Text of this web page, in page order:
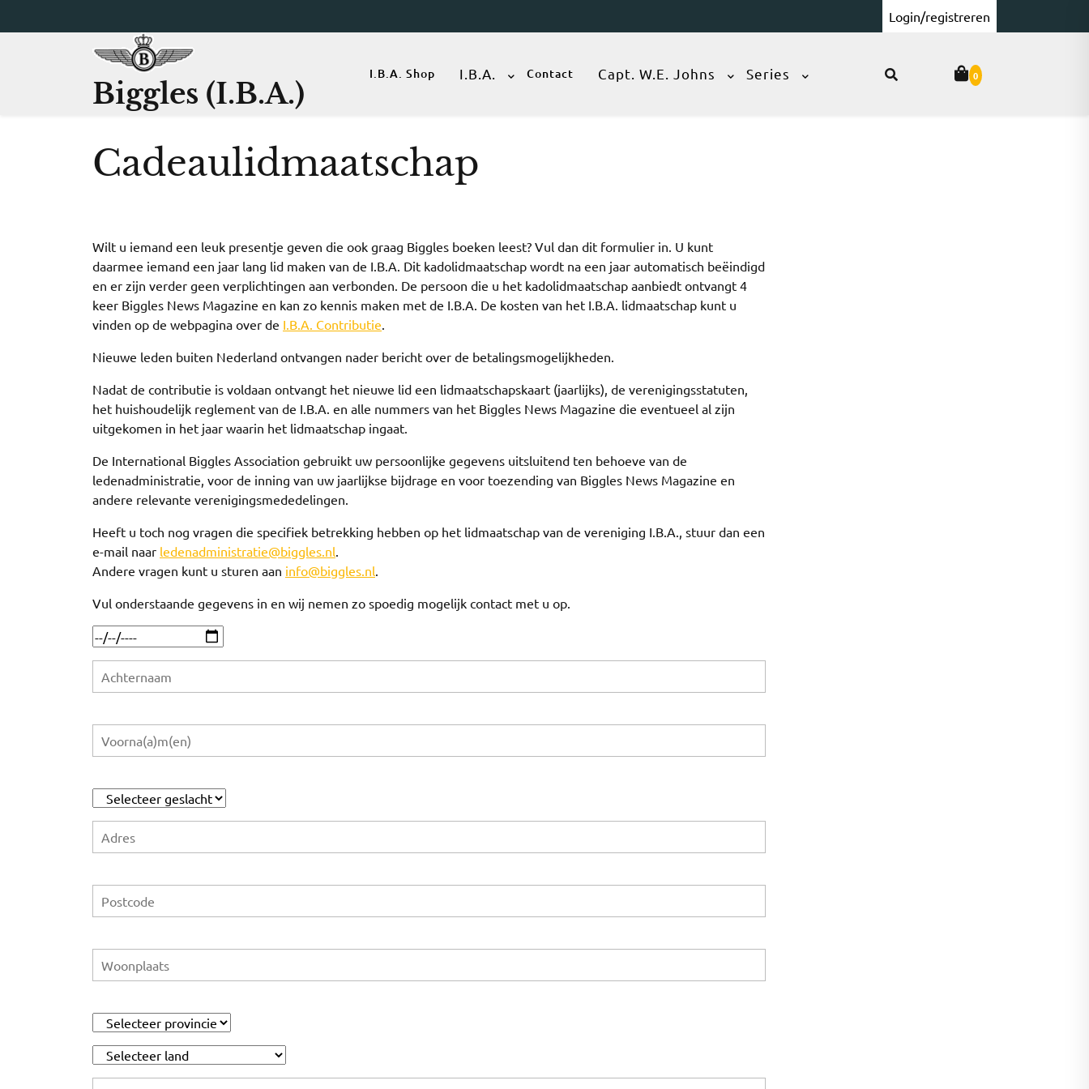
naar
Login/registreren
Biggles (I.B.A.)
I.B.A. Shop I.B.A. Contact Capt. W.E. Johns Series 0
Cadeaulidmaatschap
Wilt u iemand een leuk presentje geven die ook graag Biggles boeken leest? Vul dan dit formulier in. U kunt
daarmee iemand een jaar lang lid maken van de I.B.A. Dit kadolidmaatschap wordt na een jaar automatisch beëindigd
en er zijn verder geen verplichtingen aan verbonden. De persoon die u het kadolidmaatschap aanbiedt ontvangt 4
keer Biggles News Magazine en kan zo kennis maken met de I.B.A. De kosten van het I.B.A. lidmaatschap kunt u
vinden op de webpagina over de I.B.A. Contributie.
Nieuwe leden buiten Nederland ontvangen nader bericht over de betalingsmogelijkheden.
Nadat de contributie is voldaan ontvangt het nieuwe lid een lidmaatschapskaart (jaarlijks), de verenigingsstatuten,
het huishoudelijk reglement van de I.B.A. en alle nummers van het Biggles News Magazine die eventueel al zijn
uitgekomen in het jaar waarin het lidmaatschap ingaat.
De International Biggles Association gebruikt uw persoonlijke gegevens uitsluitend ten behoeve van de
ledenadministratie, voor de inning van uw jaarlijkse bijdrage en voor toezending van Biggles News Magazine en
andere relevante verenigingsmededelingen.
Heeft u toch nog vragen die specifiek betrekking hebben op het lidmaatschap van de vereniging I.B.A., stuur dan een
e-mail naar ledenadministratie@biggles.nl.
Andere vragen kunt u sturen aan info@biggles.nl.
Vul onderstaande gegevens in en wij nemen zo spoedig mogelijk contact met u op.